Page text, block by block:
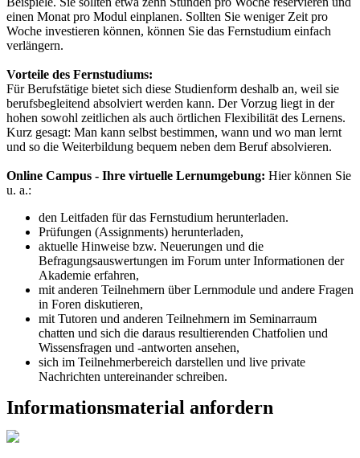
einen Monat pro Modul einplanen. Sollten Sie weniger Zeit pro
Woche investieren können, können Sie das Fernstudium einfach
verlängern.
Vorteile des Fernstudiums:
Für Berufstätige bietet sich diese Studienform deshalb an, weil sie
berufsbegleitend absolviert werden kann. Der Vorzug liegt in der
hohen sowohl zeitlichen als auch örtlichen Flexibilität des Lernens.
Kurz gesagt: Man kann selbst bestimmen, wann und wo man lernt
und so die Weiterbildung bequem neben dem Beruf absolvieren.
Online Campus - Ihre virtuelle Lernumgebung: Hier können Sie
u. a.:
den Leitfaden für das Fernstudium herunterladen.
Prüfungen (Assignments) herunterladen,
aktuelle Hinweise bzw. Neuerungen und die
Befragungsauswertungen im Forum unter Informationen der
Akademie erfahren,
mit anderen Teilnehmern über Lernmodule und andere Fragen
in Foren diskutieren,
mit Tutoren und anderen Teilnehmern im Seminarraum
chatten und sich die daraus resultierenden Chatfolien und
Wissensfragen und -antworten ansehen,
sich im Teilnehmerbereich darstellen und live private
Nachrichten untereinander schreiben.
Informationsmaterial anfordern